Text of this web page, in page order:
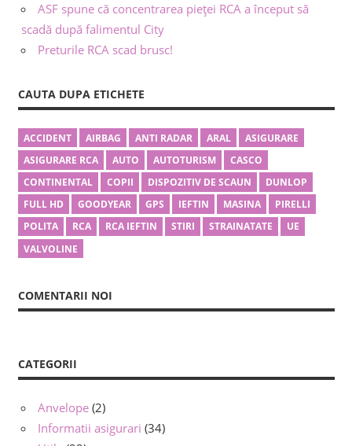
ASF spune că concentrarea pieței RCA a început să
scadă după falimentul City
Preturile RCA scad brusc!
CAUTA DUPA ETICHETE
ACCIDENT AIRBAG ANTI RADAR ARAL
ASIGURARE
ASIGURARE RCA
AUTO AUTOTURISM
CASCO
CONTINENTAL
COPII DISPOZITIV DE SCAUN
DUNLOP
FULL HD
GOODYEAR GPS IEFTIN MASINA
PIRELLI
POLITA
RCA RCA IEFTIN STIRI STRAINATATE
UE
VALVOLINE
COMENTARII NOI
CATEGORII
Anvelope (2)
Informatii asigurari (34)